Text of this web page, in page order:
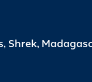
Shrek,